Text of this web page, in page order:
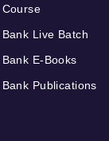
Course
Bank Live Batch
Bank E-Books
Bank Publications